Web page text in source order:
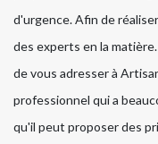
d'urgence. Afin de
des experts en la
de vous adresser à
professionnel qui a
qu'il peut proposer des